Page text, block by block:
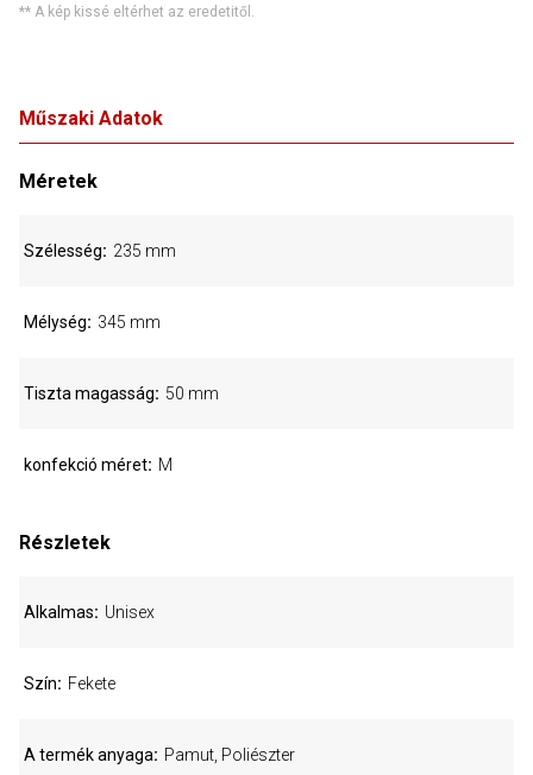
** A kép kissé eltérhet az eredetitől.
Műszaki Adatok
Méretek
Szélesség 235 mm
Mélység 345 mm
Tiszta magasság 50 mm
konfekció méret M
Részletek
Alkalmas Unisex
Szín Fekete
A termék anyaga Pamut, Poliészter